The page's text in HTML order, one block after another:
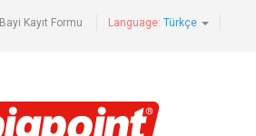
Bayi Kayıt Formu Language: Türkçe